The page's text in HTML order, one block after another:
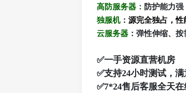
高防服务器： 防护能力
独服机： 源完全独占，性
云服务器 ：弹性伸缩、
✅一手资源直营机房
✅支持24小时测试，
✅7*24售后客服全天在